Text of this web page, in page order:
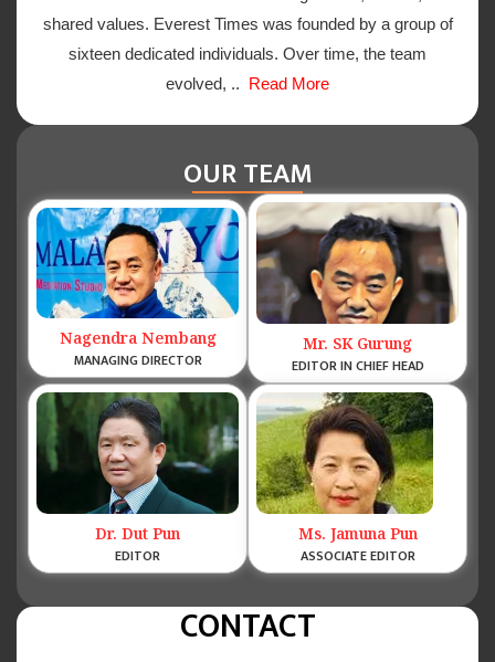
shared values. Everest Times was founded by a group of
sixteen dedicated individuals. Over time, the team
evolved, .. Read More
OUR TEAM
Nagendra Nembang
MANAGING DIRECTOR
Mr. SK Gurung
EDITOR IN CHIEF HEAD
Dr. Dut Pun
EDITOR
Ms. Jamuna Pun
ASSOCIATE EDITOR
CONTACT